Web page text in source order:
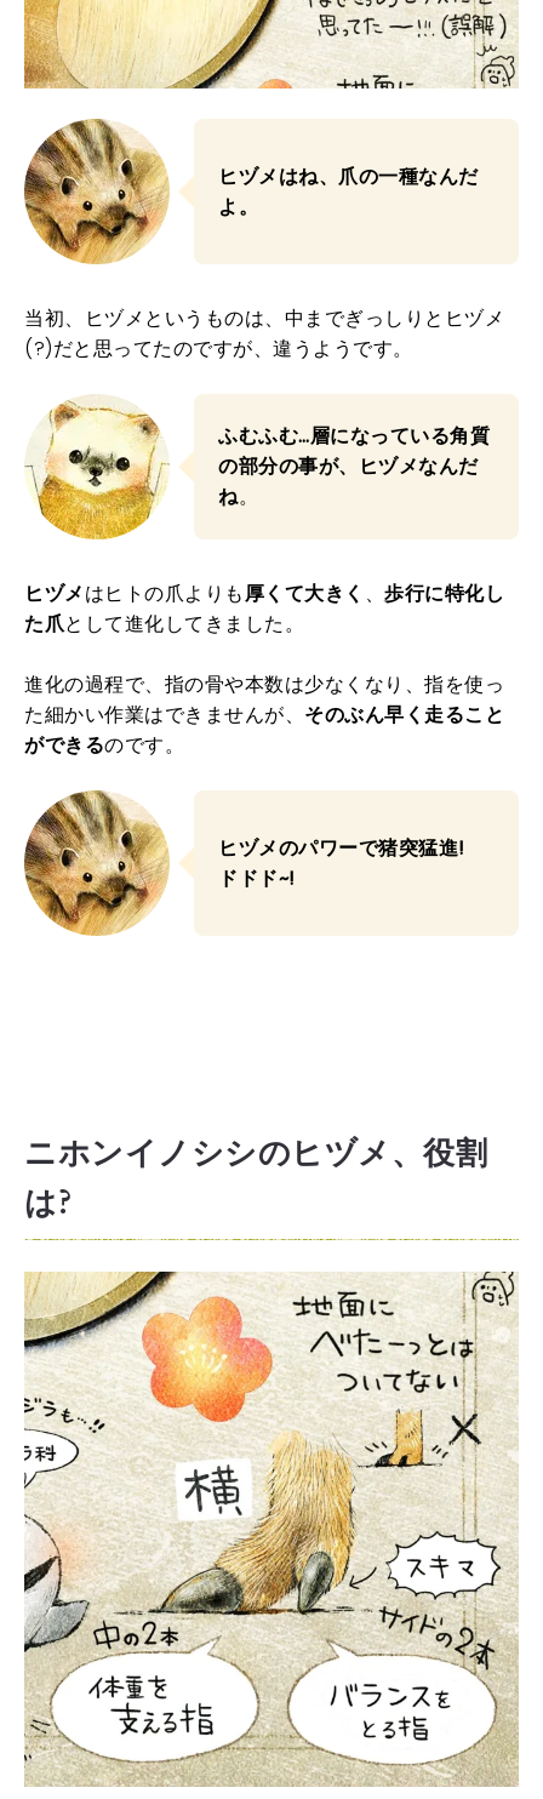
ヒヅメはね、爪の一種なんだ
よ。
当初、ヒヅメというものは、中までぎっしりとヒヅメ
(?)だと思ってたのですが、違うようです。
ふむふむ…層になっている角質
の部分の事が、ヒヅメなんだ
ね。
ヒヅメはヒトの爪よりも厚くて大きく 、歩行に特化し
た爪として進化してきました。
進化の過程で、指の骨や本数は少なくなり、指を使っ
た細かい作業はできませんが、 そのぶん早く走ること
ができるのです。
ヒヅメのパワーで猪突猛進!
ドドド~!
ニホンイノシシのヒヅメ、役割
は?